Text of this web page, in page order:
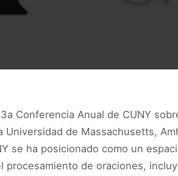
Conferencia Anual de CUNY
Universidad de Massachusetts,
se ha posicionado como un
procesamiento de oraciones,